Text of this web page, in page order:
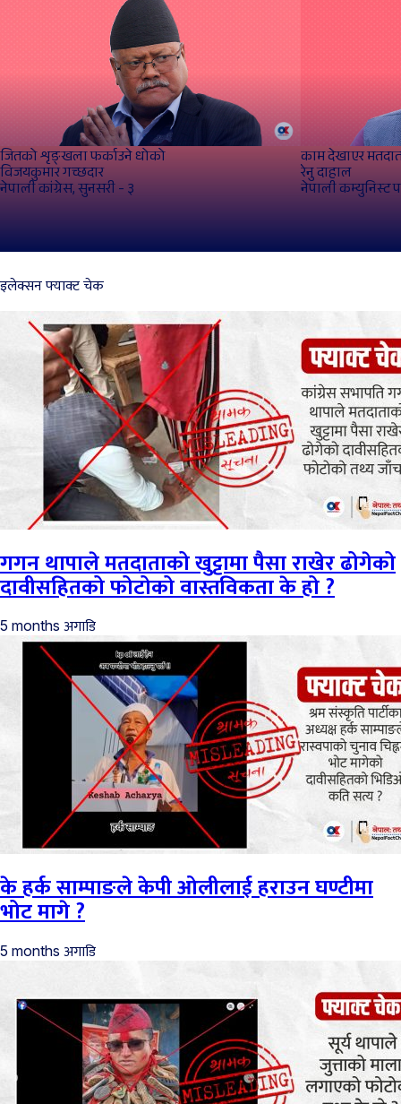
जितको शृङ्खला फर्काउने धोको
विजयकुमार गच्‍छदार
नेपाली कांग्रेस, सुनसरी - ३
काम देखाएर
रेनु दाहाल
नेपाली कम्युनिस्ट
इलेक्सन फ्याक्ट चेक
गगन थापाले मतदाताको खुट्टामा पैसा राखेर ढोगेको
दावीसहितको फोटोको वास्तविकता के हो ?
5 months अगाडि
के हर्क साम्पाङले केपी ओलीलाई हराउन घण्टीमा
भोट मागे ?
5 months अगाडि